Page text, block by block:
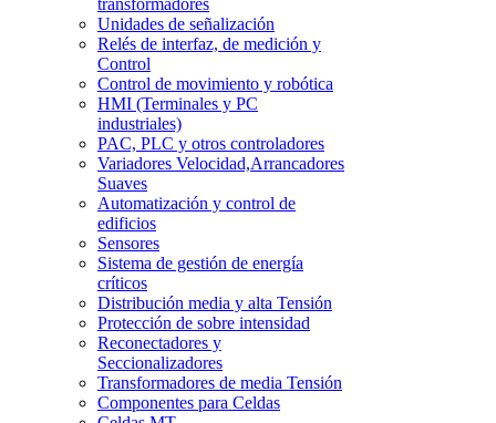
Unidades de señalización
Relés de interfaz, de medición y
Control
Control de movimiento y robótica
HMI (Terminales y PC
industriales)
PAC, PLC y otros controladores
Variadores Velocidad,Arrancadores
Suaves
Automatización y control de
edificios
Sensores
Sistema de gestión de energía
críticos
Distribución media y alta Tensión
Protección de sobre intensidad
Reconectadores y
Seccionalizadores
Transformadores de media Tensión
Componentes para Celdas